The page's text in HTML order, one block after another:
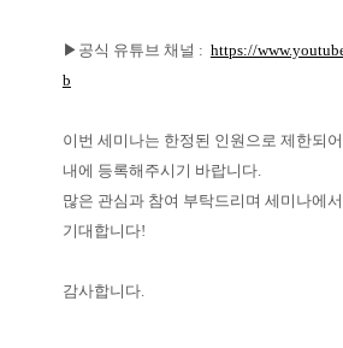
▶공식 유튜브 채널 : https://
b
이번 세미나는 한정된 인원으로 제한되
내에 등록해주시기 바랍니다.
많은 관심과 참여 부탁드리며 세미나에
기대합니다!
감사합니다.